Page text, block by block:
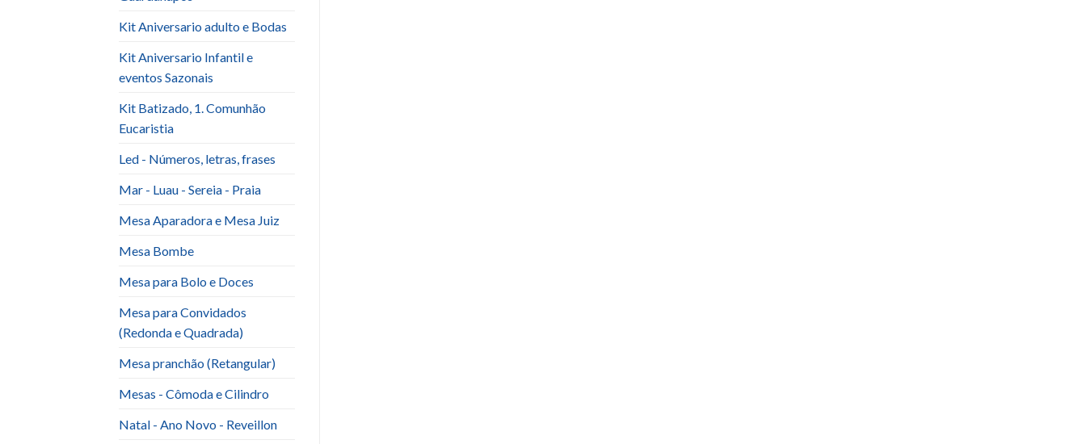
Kit Aniversario adulto e Bodas
Kit Aniversario Infantil e
eventos Sazonais
Kit Batizado, 1. Comunhão
Eucaristia
Led - Números, letras, frases
Mar - Luau - Sereia - Praia
Mesa Aparadora e Mesa Juiz
Mesa Bombe
Mesa para Bolo e Doces
Mesa para Convidados
(Redonda e Quadrada)
Mesa pranchão (Retangular)
Mesas - Cômoda e Cilindro
Natal - Ano Novo - Reveillon